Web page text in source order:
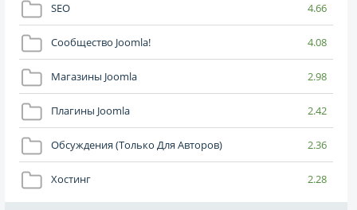
SEO 4.66
Сообщество Joomla! 4.08
Магазины Joomla 2.98
Плагины Joomla 2.42
Обсуждения (только Для Авторов) 2.36
Хостинг 2.28